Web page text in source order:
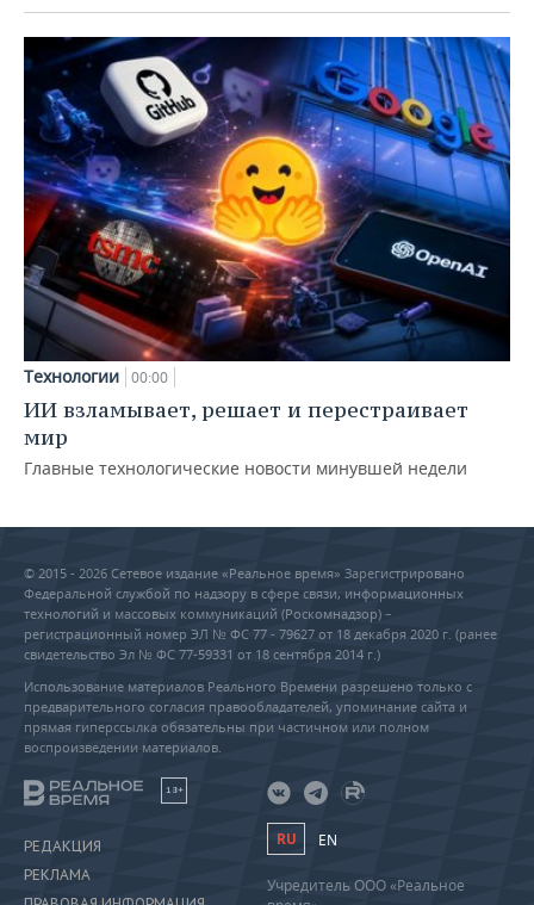
Технологии 00:00
ИИ взламывает, решает и перестраивает
мир
Главные технологические новости минувшей недели
© 2015 - 2026 Сетевое издание «Реальное время» Зарегистрировано
Федеральной службой по надзору в сфере связи, информационных
технологий и массовых коммуникаций (Роскомнадзор) –
регистрационный номер ЭЛ № ФС 77 - 79627 от 18 декабря 2020 г. (ранее
свидетельство Эл № ФС 77-59331 от 18 сентября 2014 г.)
Использование материалов Реального Времени разрешено только с
предварительного согласия правообладателей, упоминание сайта и
прямая гиперссылка обязательны при частичном или полном
воспроизведении материалов.
18+
РЕДАКЦИЯ
РЕКЛАМА
RU EN
Учредитель ООО «Реальное